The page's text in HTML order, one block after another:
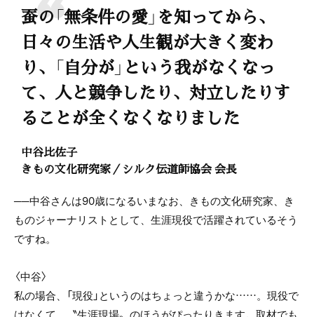
蚕の「無条件の愛」を知ってから、
日々の生活や人生観が大きく変わ
り、「自分が」という我がなくなっ
て、人と競争したり、対立したりす
ることが全くなくなりました
中谷比佐子
きもの文化研究家／シルク伝道師協会 会長
──中谷さんは90歳になるいまなお、きもの文化研究家、き
ものジャーナリストとして、生涯現役で活躍されているそう
ですね。
〈中谷〉
私の場合、「現役」というのはちょっと違うかな……。現役で